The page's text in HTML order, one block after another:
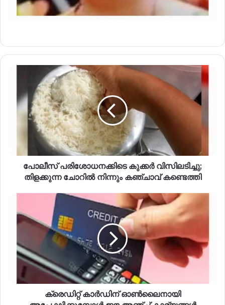
പോലീസ് പരിശോധനക്കിടെ കുക്കർ വിസിലടിച്ചു;
തിളക്കുന്ന ചോറിൽ നിന്നും കഞ്ചാവ് കണ്ടെത്തി
ക്രെഡിറ്റ് കാർഡിന് ഓൺലൈനായി